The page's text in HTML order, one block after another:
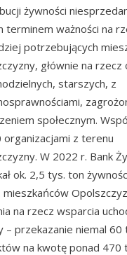
żywności
terminem ważności na
potrzebujących
głównie na rzecz
starszych, z
społecznym.
organizacjami z terenu
W 2022 r. Bank
ok. 2,5 tys. ton
mieszkańców
na rzecz wsparcia
– przekazanie niemal 60
na kwotę ponad 470